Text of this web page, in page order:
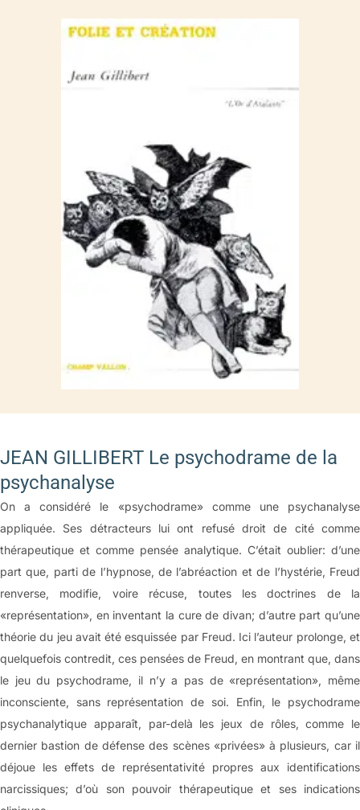
JEAN GILLIBERT Le psychodrame de la
psychanalyse
On a considéré le «psychodrame» comme une psychanalyse
appliquée. Ses détracteurs lui ont refusé droit de cité comme
thérapeutique et comme pensée analytique. C’était oublier: d’une
part que, parti de l’hypnose, de l’abréaction et de l’hystérie, Freud
renverse, modifie, voire récuse, toutes les doctrines de la
«représentation», en inventant la cure de divan; d’autre part qu’une
théorie du jeu avait été esquissée par Freud. Ici l’auteur prolonge, et
quelquefois contredit, ces pensées de Freud, en montrant que, dans
le jeu du psychodrame, il n’y a pas de «représentation», même
inconsciente, sans représentation de soi. Enfin, le psychodrame
psychanalytique apparaît, par-delà les jeux de rôles, comme le
dernier bastion de défense des scènes «privées» à plusieurs, car il
déjoue les effets de représentativité propres aux identifications
narcissiques; d’où son pouvoir thérapeutique et ses indications